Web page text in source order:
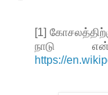
[1]
நாடு
https://